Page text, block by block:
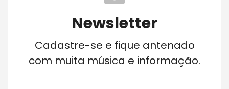
Newsletter
Cadastre-se e fique antenado
com muita música e informação.